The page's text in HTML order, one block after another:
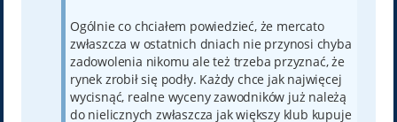
Ogólnie co chciałem powiedzieć, że mercato
zwłaszcza w ostatnich dniach nie przynosi chyba
zadowolenia nikomu ale też trzeba przyznać, że
rynek zrobił się podły. Każdy chce jak najwięcej
wycisnąć, realne wyceny zawodników już należą
do nielicznych zwłaszcza jak większy klub kupuje